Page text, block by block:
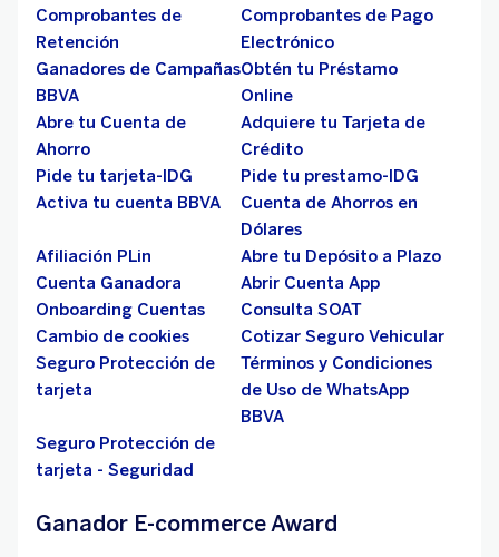
Comprobantes de
Retención
Comprobantes de Pago
Electrónico
Ganadores de Campañas
BBVA
Obtén tu Préstamo
Online
Abre tu Cuenta de
Ahorro
Adquiere tu Tarjeta de
Crédito
Pide tu tarjeta-IDG
Pide tu prestamo-IDG
Activa tu cuenta BBVA
Cuenta de Ahorros en
Dólares
Afiliación PLin
Abre tu Depósito a Plazo
Cuenta Ganadora
Abrir Cuenta App
Onboarding Cuentas
Consulta SOAT
Cambio de cookies
Cotizar Seguro Vehicular
Seguro Protección de
tarjeta
Términos y Condiciones
de Uso de WhatsApp
BBVA
Seguro Protección de
tarjeta - Seguridad
Ganador E-commerce Award